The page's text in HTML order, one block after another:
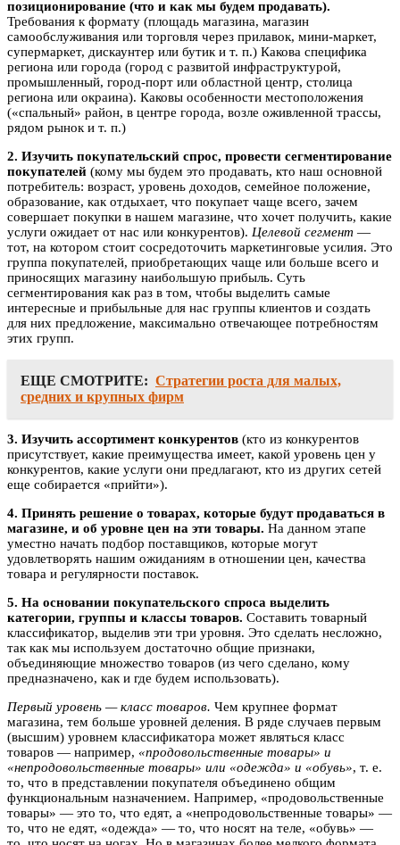
позиционирование (что и как мы будем продавать).
Требования к формату (площадь магазина, магазин
самообслуживания или торговля через прилавок, мини-маркет,
супермаркет, дискаунтер или бутик и т. п.) Какова специфика
региона или города (город с развитой инфраструктурой,
промышленный, город-порт или областной центр, столица
региона или окраина). Каковы особенности местоположения
(«спальный» район, в центре города, возле оживленной трассы,
рядом рынок и т. п.)
2. Изучить покупательский спрос, провести сегментирование
покупателей (кому мы будем это продавать, кто наш основной
потребитель: возраст, уровень доходов, семейное положение,
образование, как отдыхает, что покупает чаще всего, зачем
совершает покупки в нашем магазине, что хочет получить, какие
услуги ожидает от нас или конкурентов). Целевой сегмент —
тот, на котором стоит сосредоточить маркетинговые усилия. Это
группа покупателей, приобретающих чаще или больше всего и
приносящих магазину наибольшую прибыль. Суть
сегментирования как раз в том, чтобы выделить самые
интересные и прибыльные для нас группы клиентов и создать
для них предложение, максимально отвечающее потребностям
этих групп.
ЕЩЕ СМОТРИТЕ: Стратегии роста для малых,
средних и крупных фирм
3. Изучить ассортимент конкурентов (кто из конкурентов
присутствует, какие преимущества имеет, какой уровень цен у
конкурентов, какие услуги они предлагают, кто из других сетей
еще собирается «прийти»).
4. Принять решение о товарах, которые будут продаваться в
магазине, и об уровне цен на эти товары. На данном этапе
уместно начать подбор поставщиков, которые могут
удовлетворять нашим ожиданиям в отношении цен, качества
товара и регулярности поставок.
5. На основании покупательского спроса выделить
категории, группы и классы товаров. Составить товарный
классификатор, выделив эти три уровня. Это сделать несложно,
так как мы используем достаточно общие признаки,
объединяющие множество товаров (из чего сделано, кому
предназначено, как и где будем использовать).
Первый уровень — класс товаров. Чем крупнее формат
магазина, тем больше уровней деления. В ряде случаев первым
(высшим) уровнем классификатора может являться класс
товаров — например, «продовольственные товары» и
«непродовольственные товары» или «одежда» и «обувь», т. е.
то, что в представлении покупателя объединено общим
функциональным назначением. Например, «продовольственные
товары» — это то, что едят, а «непродовольственные товары» —
то, что не едят, «одежда» — то, что носят на теле, «обувь» —